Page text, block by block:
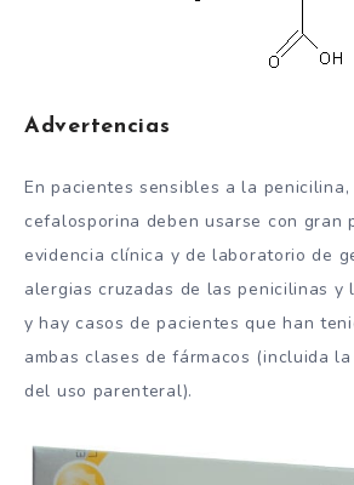
Advertencias
En pacientes sensibles a la
cefalosporina deben usarse con gran
evidencia clínica y de laboratorio de
alergias cruzadas de las penicilinas y
y hay casos de pacientes que han
ambas clases de fármacos (incluida
del uso parenteral).